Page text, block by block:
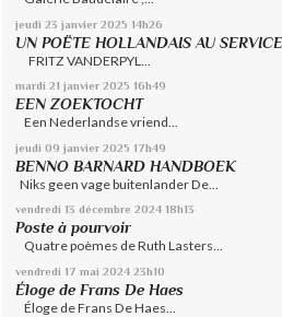
jeudi 23 janvier 2025 14h26
UN POËTE HOLLANDAIS AU
FRITZ VANDERPYL...
mardi 21 janvier 2025 16h49
EEN ZOEKTOCHT
Een Nederlandse vriend...
jeudi 09 janvier 2025 17h49
BENNO BARNARD HANDBOEK
Niks geen vage buitenlander De...
vendredi 13 décembre 2024 18h13
Poste à pourvoir
Quatre poèmes de Ruth Lasters...
vendredi 17 mai 2024 23h10
Éloge de Frans De Haes
Éloge de Frans De Haes...